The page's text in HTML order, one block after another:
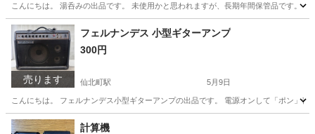
こんにちは。 湯呑みの出品です。 未使用かと思われますが、長期年間保管品です。
岩手 盛岡市 仙北町駅 食器
売ります
フェルナンデス 小型ギターアンプ
300円
仙北町駅 5月9日
こんにちは。 フェルナンデス小型ギターアンプの出品です。 電源オンして「ポン」
岩手 盛岡市 仙北町駅
計算機